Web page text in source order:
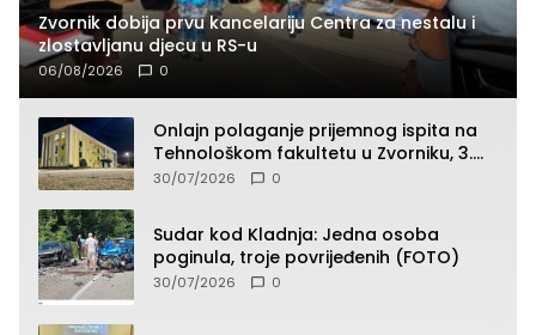
Zvornik dobija prvu kancelariju Centra za nestalu i
zlostavljanu djecu u RS-u
06/08/2026 0
Onlajn polaganje prijemnog ispita na
Tehnološkom fakultetu u Zvorniku, 3.
septembra u 9.00 časova
30/07/2026 0
Sudar kod Kladnja: Jedna osoba
poginula, troje povrijeđenih (FOTO)
30/07/2026 0